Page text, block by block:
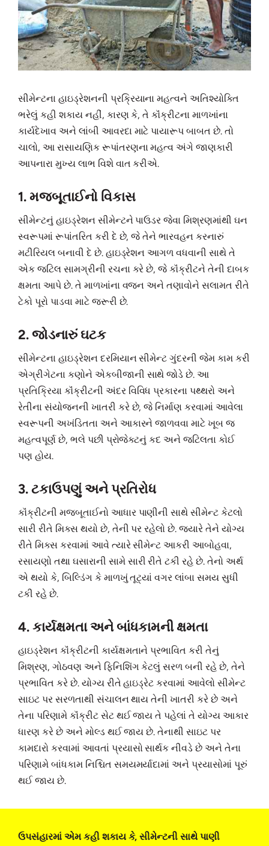
સીમેન્ટના હાઇડ્રેશનની પ્રક્રિયાના મહત્વને અતિશ્યોક્તિ
ભરેલું કહી શકાય નહીં, કારણ કે, તે કૉંક્રીટના માળખાંના
કાર્યદેખાવ અને લાંબી આવરદા માટે પાયારૂપ બાબત છે. તો
ચાલો, આ રાસાયણિક રૂપાંતરણના મહત્વ અંગે જાણકારી
આપનારા મુખ્ય લાભ વિશે વાત કરીએ.
1. મજબૂતાઈનો વિકાસ
સીમેન્ટનું હાઇડ્રેશન સીમેન્ટને પાઉડર જેવા મિશ્રણમાંથી ઘન
સ્વરૂપમાં રૂપાંતરિત કરી દે છે, જે તેને ભારવહન કરનારું
મટીરિયલ બનાવી દે છે. હાઇડ્રેશન આગળ વધવાની સાથે તે
એક જટિલ સામગ્રીની રચના કરે છે, જે કૉંક્રીટને તેની દાબક
ક્ષમતા આપે છે. તે માળખાંના વજન અને તણાવોને સલામત રીતે
ટેકો પૂરો પાડવા માટે જરૂરી છે.
2. જોડનારું ઘટક
સીમેન્ટના હાઇડ્રેશન દરમિયાન સીમેન્ટ ગુંદરની જેમ કામ કરી
એગ્રીગેટના કણોને એકબીજાની સાથે જોડે છે. આ
પ્રતિક્રિયા કૉંક્રીટની અંદર વિવિધ પ્રકારના પથ્થરો અને
રેતીના સંયોજનની ખાતરી કરે છે, જે નિર્માણ કરવામાં આવેલા
સ્વરૂપની અખંડિતતા અને આકારને જાળવવા માટે ખૂબ જ
મહત્વપૂર્ણ છે, ભલે પછી પ્રોજેક્ટનું કદ અને જટિલતા કોઈ
પણ હોય.
3. ટકાઉપણું અને પ્રતિરોધ
કૉંક્રીટની મજબૂતાઈનો આધાર પાણીની સાથે સીમેન્ટ કેટલો
સારી રીતે મિક્સ થયો છે, તેની પર રહેલો છે. જ્યારે તેને યોગ્ય
રીતે મિક્સ કરવામાં આવે ત્યારે સીમેન્ટ આકરી આબોહવા,
રસાયણો તથા ઘસારાની સામે સારી રીતે ટકી રહે છે. તેનો અર્થ
એ થયો કે, બિલ્ડિંગ કે માળખું તૂટ્યાં વગર લાંબા સમય સુધી
ટકી રહે છે.
4. કાર્યક્ષમતા અને બાંધકામની ક્ષમતા
હાઇડ્રેશન કૉંક્રીટની કાર્યક્ષમતાને પ્રભાવિત કરી તેનું
મિશ્રણ, ગોઠવણ અને ફિનિશિંગ કેટલું સરળ બની રહે છે, તેને
પ્રભાવિત કરે છે. યોગ્ય રીતે હાઇડ્રેટ કરવામાં આવેલો સીમેન્ટ
સાઇટ પર સરળતાથી સંચાલન થાય તેની ખાતરી કરે છે અને
તેના પરિણામે કૉંક્રીટ સેટ થઈ જાય તે પહેલાં તે યોગ્ય આકાર
ધારણ કરે છે અને મોલ્ડ થઈ જાય છે. તેનાથી સાઇટ પર
કામદારો કરવામાં આવતાં પ્રયાસો સાર્થક નીવડે છે અને તેના
પરિણામે બાંધકામ નિશ્ચિત સમયમર્યાદામાં અને પ્રયાસોમાં પૂરું
થઈ જાય છે.
ઉપસંહારમાં એમ કહી શકાય કે, સીમેન્ટની સાથે પાણી